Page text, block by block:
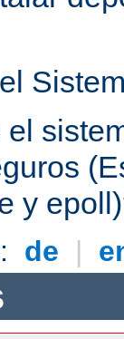
y
de |